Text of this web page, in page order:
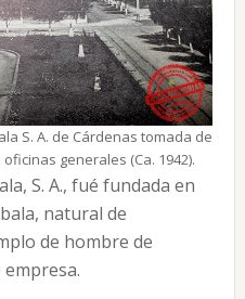
S. A. de Cárdenas tomada de
generales (Ca. 1942).
S. A., fué fundada en
natural de
de hombre de